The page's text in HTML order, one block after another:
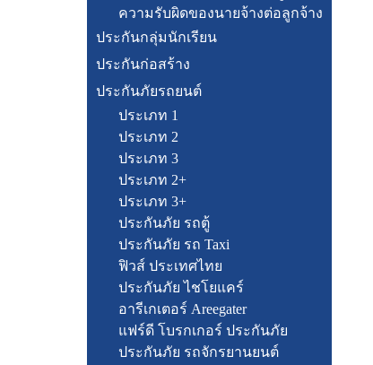
ความรับผิดของนายจ้างต่อลูกจ้าง
ประกันกลุ่มนักเรียน
ประกันก่อสร้าง
ประกันภัยรถยนต์
ประเภท 1
ประเภท 2
ประเภท 3
ประเภท 2+
ประเภท 3+
ประกันภัย รถตู้
ประกันภัย รถ Taxi
ฟิวส์ ประเทศไทย
ประกันภัย ไชโยแคร์
อารีเกเตอร์ Areegater
แฟร์ดี โบรกเกอร์ ประกันภัย
ประกันภัย รถจักรยานยนต์